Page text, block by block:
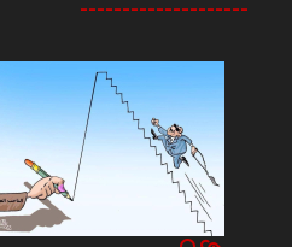
--------------------